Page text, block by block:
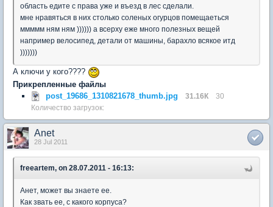
область едите с права уже и въезд в лес сделали.
мне нравяться в них столько соленых огурцов помещаеться
ммммм ням ням )))))) а всерху еже много полезных вещей
например велосипед, детали от машины, барахло всякое итд
)))))))
А ключи у кого????
Прикрепленные файлы
post_19686_1310821678_thumb.jpg
31.16К
30
Количество загрузок:
Anet
28 Jul 2011
freeartem, on 28.07.2011 - 16:13:
Анет, может вы знаете ее.
Как звать ее, с какого корпуса?